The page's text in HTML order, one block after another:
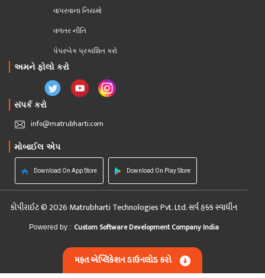
વાપરવાના નિયમો
વળતર નીતિ
પેપરબેક પ્રકાશિત કરો
અમને ફોલો કરો
સંપર્ક કરો
info@matrubharti.com
મોબાઈલ એપ
Download On App Store Download On Play Store
કોપીરાઈટ © 2026 Matrubharti Technologies Pvt. Ltd. સર્વ હક્ક સ્વાધીન
Powered by : Custom Software Development Company India
મફત એપ્લિકેશન ડાઉનલોડ કરો